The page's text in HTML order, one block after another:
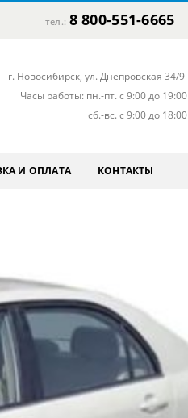
тел.: 8 800-551-6665
г. Новосибирск, ул. Днепровская 34/9
Часы работы: пн.-пт. с 9:00 до 19:00
сб.-вс. с 9:00 до 18:00
И ОПЛАТА КОНТАКТЫ